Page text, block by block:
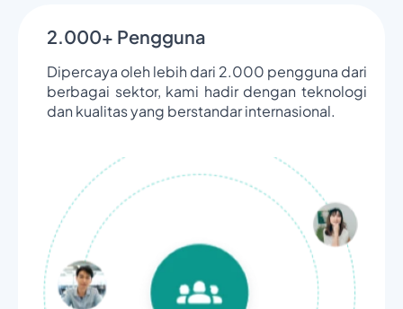
2.000+ Pengguna
Dipercaya oleh lebih dari 2.000 pengguna dari
berbagai sektor, kami hadir dengan teknologi
dan kualitas yang berstandar internasional.